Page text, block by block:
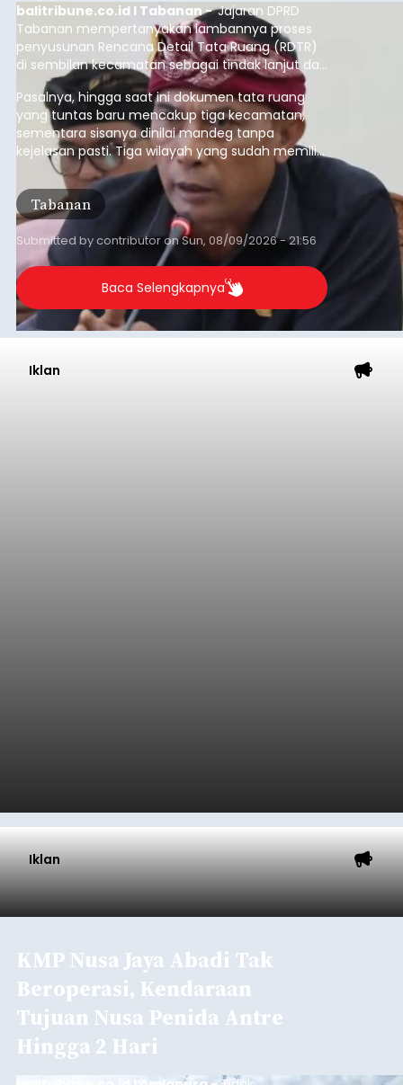
balitribune.co.id I Tabanan -Jajaran DPRD
Tabanan mempertanyakan lambannya proses
penyusunan Rencana Detail Tata Ruang (RDTR)
di sembilan kecamatan sebagai tindak lanjut dari
pelaksanaan RTRW.
Pasalnya, hingga saat ini dokumen tata ruang
yang tuntas baru mencakup tiga kecamatan,
sementara sisanya dinilai mandeg tanpa
kejelasan pasti. Tiga wilayah yang sudah memiliki
RDTR tersebut meliputi Kecamatan Kediri,
Tabanan, dan Selemadeg Barat.
Tabanan
Submitted bycontributoronSun, 08/09/2026 - 21:56
Baca Selengkapnya
Iklan
Iklan
KMP Nusa Jaya Abadi Tak
Beroperasi, Kendaraan
Tujuan Nusa Penida Antre
Hingga 2 Hari